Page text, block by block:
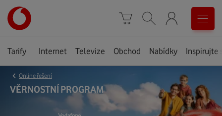
stránka
Košík Vyhledávání Menu
Tarify Internet Televize Obchod Nabídky Inspirujte
‹ Online řešení
VĚRNOSTNÍ PROGRAM